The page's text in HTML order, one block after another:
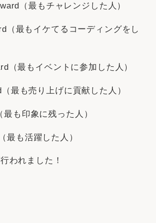
（最もチャレンジした人）
（最もイケてるコーディングをし
（最もイベントに参加した人）
最も売り上げに貢献した人）
最も印象に残った人）
最も活躍した人）
われました！